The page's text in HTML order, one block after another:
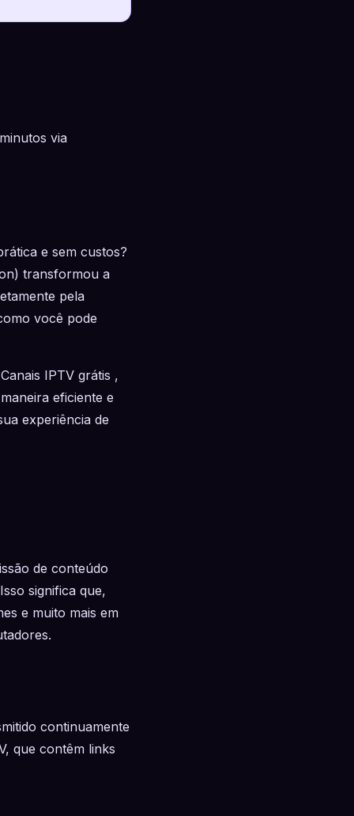
via
e sem custos?
transformou a
pela
você pode
IPTV grátis ,
eficiente e
experiência de
de conteúdo
significa que,
e muito mais em
continuamente
que contêm links